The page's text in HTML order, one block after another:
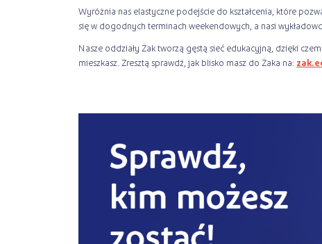
Wyróżnia nas elastyczne podejście do kształcenia, które
się w dogodnych terminach weekendowych, a nasi
Nasze oddziały Żak tworzą gęstą sieć edukacyjną, dzięki
mieszkasz. Zresztą sprawdź, jak blisko masz do Żaka na: